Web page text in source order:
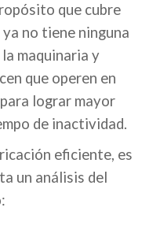
que cubre
no tiene ninguna
maquinaria y
que operen en
lograr mayor
de inactividad.
eficiente, es
un análisis del